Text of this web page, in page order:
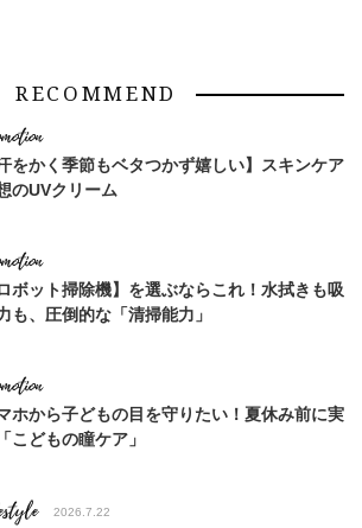
RECOMMEND
汗をかく季節もベタつかず嬉しい】スキンケア
のUVクリーム
ロボット掃除機】を選ぶならこれ！水拭きも吸
も、圧倒的な「清掃能力」
ホから子どもの目を守りたい！夏休み前に実
こどもの瞳ケア」
2026.7.22